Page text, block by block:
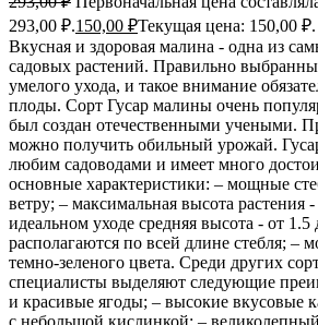
293,00 ₽.150,00 ₽Текущая цена: 150,00 ₽.
Вкусная и здоровая малина - одна из
садовых растений. Правильно
умелого ухода, и такое внимание
плоды. Сорт Гусар малины очень
был создан отечественными учеными.
можно получить обильный урожай.
любим садоводами и имеет много
основные характеристики: – мощные
ветру; – максимальная высота растения
идеальном уходе средняя высота - от
располагаются по всей длине стебля; –
темно-зеленого цвета. Среди других
специалисты выделяют следующие
и красивые ягоды; – высокие вкусовые